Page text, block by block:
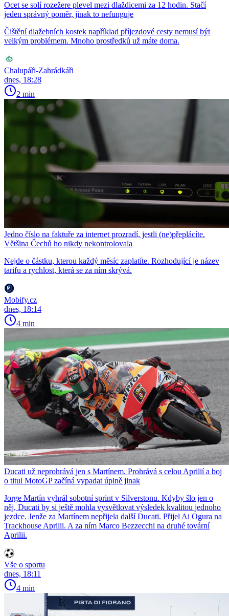
Ocet se solí rozežere plevel mezi dlaždicemi za 12 hodin. Stačí
jeden správný poměr, jinak to nefunguje
Čištění dlažebních kostek například příjezdové cesty nemusí být
velkým problémem. Mnoho prostředků už máte doma.
Chalupáři-Zahrádkáři
dnes, 18:28
2 min
Jedno číslo na faktuře za internet prozradí, jestli (ne)přeplácíte.
Většina Čechů ho nikdy nekontrolovala
Nejde o částku, kterou každý měsíc zaplatíte. Rozhodující je název
tarifu a rychlost, která se za ním skrývá.
Mobify.cz
dnes, 18:14
4 min
Ducati už neprohrává jen s Martínem. Prohrává s celou Aprilií a boj
o titul MotoGP začíná vypadat úplně jinak
Jorge Martín vyhrál sobotní sprint v Silverstonu. Kdyby šlo jen o
něj, Ducati by si ještě mohla vysvětlovat výsledek kvalitou jednoho
jezdce. Jenže za Martínem nepřijela další Ducati. Přijel Ai Ogura na
Trackhouse Aprilii. A za ním Marco Bezzecchi na druhé tovární
Aprilii.
Vše o sportu
dnes, 18:11
4 min